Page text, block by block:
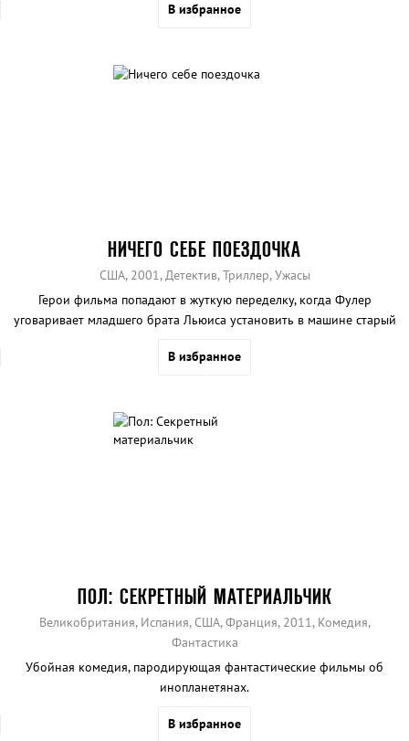
В избранное
НИЧЕГО СЕБЕ ПОЕЗДОЧКА
США, 2001, Детектив, Триллер, Ужасы
Герои фильма попадают в жуткую переделку, когда Фулер
уговаривает младшего брата Льюиса установить в машине старый
В избранное
ПОЛ: СЕКРЕТНЫЙ МАТЕРИАЛЬЧИК
Великобритания, Испания, США, Франция, 2011, Комедия,
Фантастика
Убойная комедия, пародирующая фантастические фильмы об
инопланетянах.
В избранное